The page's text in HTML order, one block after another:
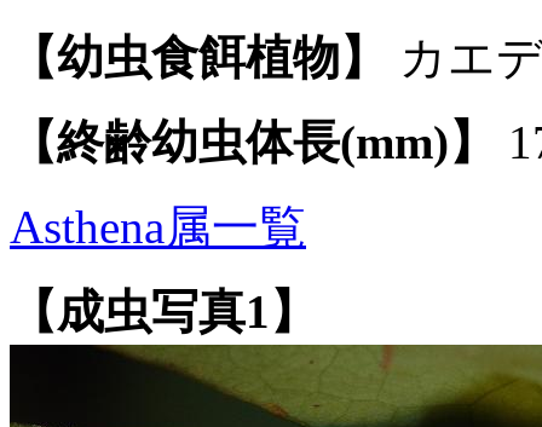
【幼虫食餌植物】
カエ
【終齢幼虫体長(mm)】
Asthena属一覧
【成虫写真1】